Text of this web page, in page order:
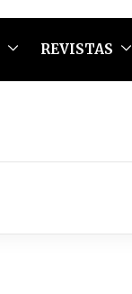
REVISTAS